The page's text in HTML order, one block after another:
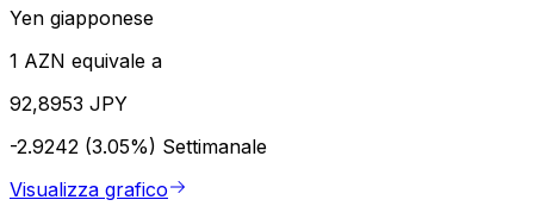
Yen giapponese
1 AZN equivale a
92,8953 JPY
-2.9242 (3.05%) Settimanale
Visualizza grafico